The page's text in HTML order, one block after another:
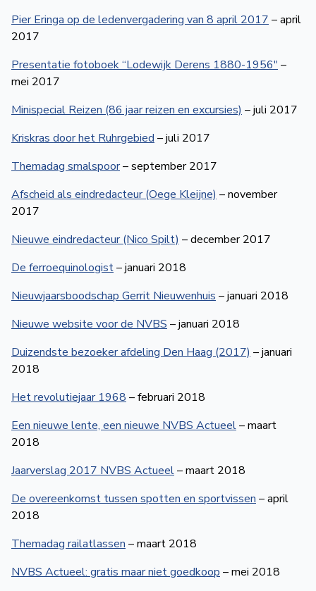
Pier Eringa op de ledenvergadering van 8 april 2017 – april
2017
Presentatie fotoboek “Lodewijk Derens 1880-1956″ –
mei 2017
Minispecial Reizen (86 jaar reizen en excursies) – juli 2017
Kriskras door het Ruhrgebied – juli 2017
Themadag smalspoor– september 2017
Afscheid als eindredacteur (Oege Kleijne) – november
2017
Nieuwe eindredacteur (Nico Spilt) – december 2017
De ferroequinologist– januari 2018
Nieuwjaarsboodschap Gerrit Nieuwenhuis – januari 2018
Nieuwe website voor de NVBS – januari 2018
Duizendste bezoeker afdeling Den Haag (2017) – januari
2018
Het revolutiejaar 1968 – februari 2018
Een nieuwe lente, een nieuwe NVBS Actueel– maart
2018
Jaarverslag 2017 NVBS Actueel– maart 2018
De overeenkomst tussen spotten en sportvissen – april
2018
Themadag railatlassen – maart 2018
NVBS Actueel: gratis maar niet goedkoop – mei 2018